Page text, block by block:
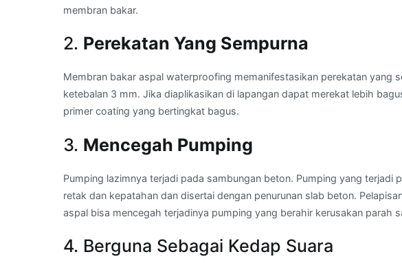
membran bakar.
2. Perekatan Yang Sempurna
Membran bakar aspal waterproofing memanifestasikan perekatan yang
ketebalan 3 mm. Jika diaplikasikan di lapangan dapat merekat lebih
primer coating yang bertingkat bagus.
3. Mencegah Pumping
Pumping lazimnya terjadi pada sambungan beton. Pumping yang terjadi
retak dan kepatahan dan disertai dengan penurunan slab beton.
aspal bisa mencegah terjadinya pumping yang berahir kerusakan parah
4. Berguna Sebagai Kedap Suara